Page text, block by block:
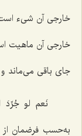
خارجی آن شیء
خارجی آن ماهیت
جای باقی می‌ماند
نَعم لو جُرِّدَ
به‌حسب فرضمان